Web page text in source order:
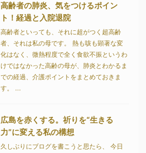
高齢者の肺炎、気をつけるポイン
ト！経過と入院退院
高齢者といっても、それに超がつく超高齢
者、それは私の母です。 熱も咳も顕著な変
化はなく、微熱程度で全く食欲不振というわ
けではなかった高齢の母が、肺炎とわかるま
での経過、介護ポイントをまとめておきま
す。 ...
広島を赤くする。祈りを“生きる
力”に変える私の構想
久しぶりにブログを書こうと思たら、 今日